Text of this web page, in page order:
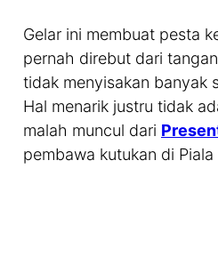
Gelar ini membuat pesta
pernah direbut dari
tidak menyisakan banyak
Hal menarik justru tidak
malah muncul dari
pembawa kutukan di Piala